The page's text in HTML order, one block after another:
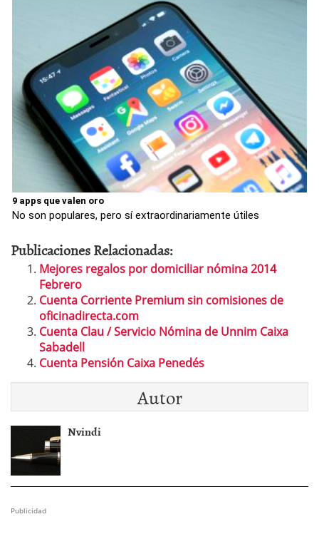
9 apps que valen oro
No son populares, pero sí extraordinariamente útiles
Publicaciones Relacionadas:
Mejores regalos por domiciliar nómina 2014
Febrero
Cuenta Corriente Premium sin comisiones de
oficinadirecta.com
Cuenta Clau / Servicio Nómina de Unnim Caixa
Sabadell
Cuenta Pensión Caixa Penedés
Autor
Nvindi
Publicidad